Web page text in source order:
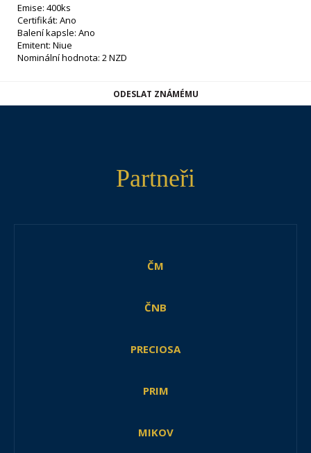
Emise: 400ks
Certifikát: Ano
Balení kapsle: Ano
Emitent: Niue
Nominální hodnota: 2 NZD
ODESLAT ZNÁMÉMU
Partneři
ČM
ČNB
PRECIOSA
PRIM
MIKOV